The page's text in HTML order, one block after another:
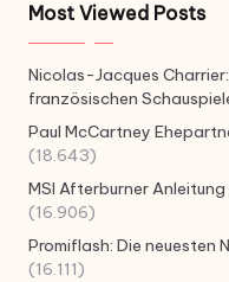
Most Viewed Posts
Nicolas-Jacques
französischen
Paul McCartney
(18.643)
MSI Afterburner
(16.906)
Promiflash: Die neuesten
(16.111)